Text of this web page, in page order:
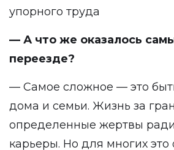
упорного труда
— А что же оказалось
переезде?
— Самое сложное — это
дома и семьи. Жизнь за
определенные жертвы
карьеры. Но для многих